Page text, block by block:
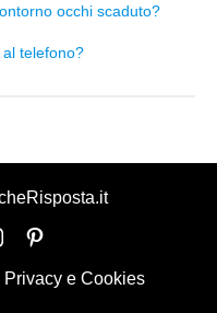
occhi scaduto?
telefono?
Privacy e Cookies